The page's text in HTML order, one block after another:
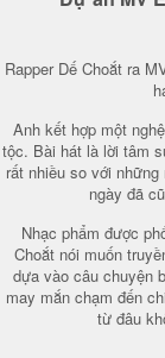
Rapper Dế Choắt ra
Anh kết hợp một
tộc. Bài hát là lời tâm
rất nhiều so với những
ngày đã
Nhạc phẩm được
Choắt nói muốn
dựa vào câu chuyện
may mắn chạm đến
từ đâu